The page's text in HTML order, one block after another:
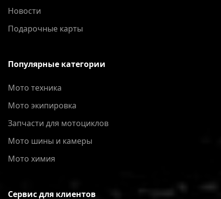
Новости
Подарочные карты
Популярные категории
Мото техника
Мото экипировка
Запчасти для мотоциклов
Мото шины и камеры
Мото химия
Сервис для клиентов